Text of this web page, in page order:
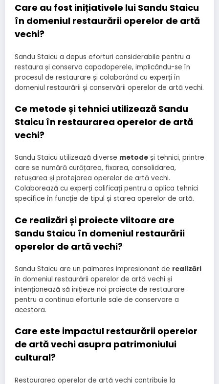
Care au fost inițiativele lui Sandu Staicu
în domeniul restaurării operelor de artă
vechi?
Sandu Staicu a depus eforturi considerabile pentru a
restaura și conserva capodoperele, implicându-se în
procesul de restaurare și colaborând cu experți în
domeniul restaurării și conservării operelor de artă vechi.
Ce metode și tehnici utilizează Sandu
Staicu în restaurarea operelor de artă
vechi?
Sandu Staicu utilizează diverse metode și tehnici, printre
care se numără curățarea, fixarea, consolidarea,
retușarea și protejarea operelor de artă vechi.
Colaborează cu experți calificați pentru a aplica tehnici
specifice în funcție de tipul și starea operelor de artă.
Ce realizări și proiecte viitoare are
Sandu Staicu în domeniul restaurării
operelor de artă vechi?
Sandu Staicu are un palmares impresionant de realizări
în domeniul restaurării operelor de artă vechi și
intenționează să inițieze noi proiecte de restaurare
pentru a continua eforturile sale de conservare a
acestora.
Care este impactul restaurării operelor
de artă vechi asupra patrimoniului
cultural?
Restaurarea operelor de artă vechi contribuie la